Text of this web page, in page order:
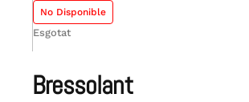
bressolant
No Disponible
Esgotat